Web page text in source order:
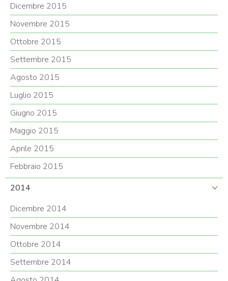
Dicembre 2015
Novembre 2015
Ottobre 2015
Settembre 2015
Agosto 2015
Luglio 2015
Giugno 2015
Maggio 2015
Aprile 2015
Febbraio 2015
2014
Dicembre 2014
Novembre 2014
Ottobre 2014
Settembre 2014